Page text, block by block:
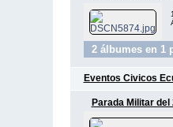
2 álbumes en 1
Eventos Civicos
Parada Militar del